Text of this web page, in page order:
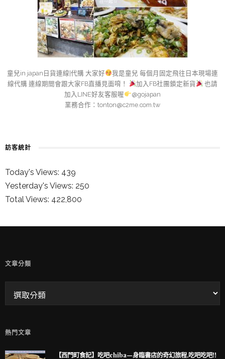
童兒in japan日貨連線|代購 大家好
我是童兒 每個月固定飛往日本現場連
線代購 連線期間會跟大家FB直播見面唷！
加入FB社團鎖定新貨
也請
加入LINE好友客服喔
@gojapan
業務合作： tonton@c2me.com.tw
訪客統計
Today's Views: 439
Yesterday's Views: 250
Total Views: 422,800
童兒的 INSTAGRAM
文章分類
熱門文章
【西門町食記】吃吧chiba—身臨書店的奇幻旅程,吃吧吃吧!!